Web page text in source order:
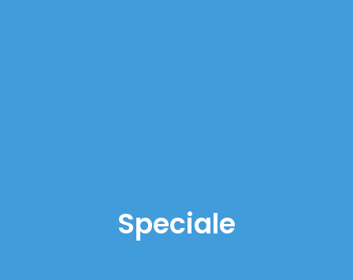
Speciale